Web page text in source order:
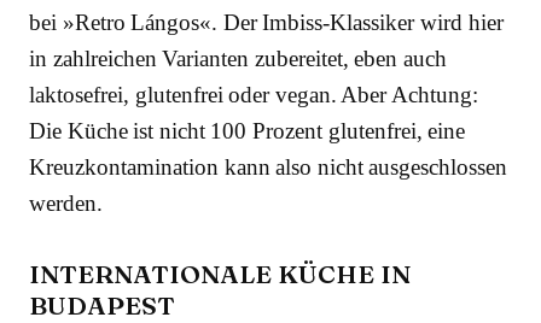
bei »Retro Lángos«. Der Imbiss-Klassiker wird hier
in zahlreichen Varianten zubereitet, eben auch
laktosefrei, glutenfrei oder vegan. Aber Achtung:
Die Küche ist nicht 100 Prozent glutenfrei, eine
Kreuzkontamination kann also nicht ausgeschlossen
werden.
INTERNATIONALE KÜCHE IN
BUDAPEST